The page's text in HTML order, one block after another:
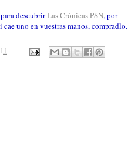
descubrirLas Crónicas PSN, por
uno en vuestras manos, compradlo.